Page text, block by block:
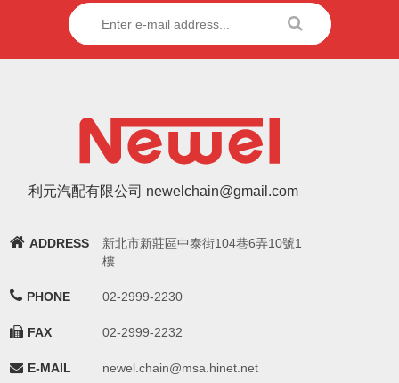
利元汽配有限公司 newelchain@gmail.com
ADDRESS
新北市新莊區中泰街104巷6弄10號1
樓
PHONE 02-2999-2230
FAX 02-2999-2232
E-MAIL newel.chain@msa.hinet.net